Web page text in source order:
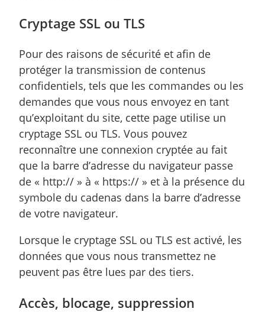
Cryptage SSL ou TLS
Pour des raisons de sécurité et afin de
protéger la transmission de contenus
confidentiels, tels que les commandes ou les
demandes que vous nous envoyez en tant
qu’exploitant du site, cette page utilise un
cryptage SSL ou TLS. Vous pouvez
reconnaître une connexion cryptée au fait
que la barre d’adresse du navigateur passe
de « http:// » à « https:// » et à la présence du
symbole du cadenas dans la barre d’adresse
de votre navigateur.
Lorsque le cryptage SSL ou TLS est activé, les
données que vous nous transmettez ne
peuvent pas être lues par des tiers.
Accès, blocage, suppression